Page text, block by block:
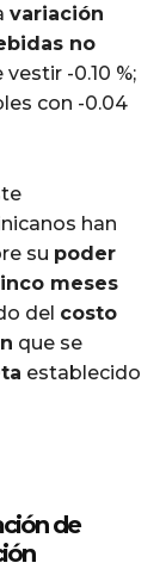
variación
no
-0.10 %;
con -0.04
han
su poder
meses
del costo
que se
establecido
de